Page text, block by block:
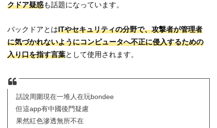
クドア疑惑も話題になっています。
バックドアとはITやセキュリティの分野で、攻撃者が管理者
に気づかれないようにコンピュータへ不正に侵入するための
入り口を指す言葉として使用されます。
話說周圍現在一堆人在玩bondee
但這app有中國後門疑慮
果然紅色滲透無所不在